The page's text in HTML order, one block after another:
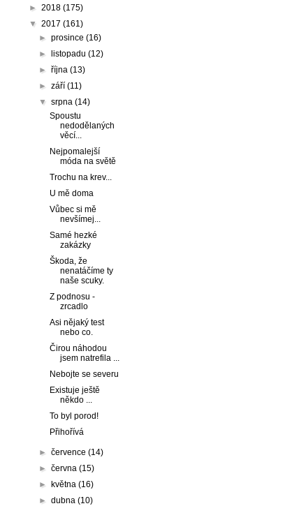
► 2018 (175)
▼ 2017 (161)
►prosince(16)
►
listopadu(12)
►října(13)
►září(11)
▼srpna(14)
Spoustu
nedodělaných
věcí...
Nejpomalejší
móda na světě
Trochu na krev...
U mě doma
Vůbec si mě
nevšímej...
Samé hezké
zakázky
Škoda, že
nenatáčíme ty
naše scuky.
Z podnosu -
zrcadlo
Asi nějaký test
nebo co.
Čirou náhodou
jsem natrefila ...
Nebojte se severu
Existuje ještě
někdo ...
To byl porod!
Přihořívá
►července(14)
►června(15)
► května(16)
►dubna(10)